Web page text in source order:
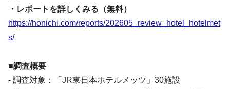
・レポートを詳しくみる（無料）
https://honichi.com/reports/202605_review_hotel_hotelmet
s/
■調査概要
- 調査対象：「JR東日本ホテルメッツ」30施設